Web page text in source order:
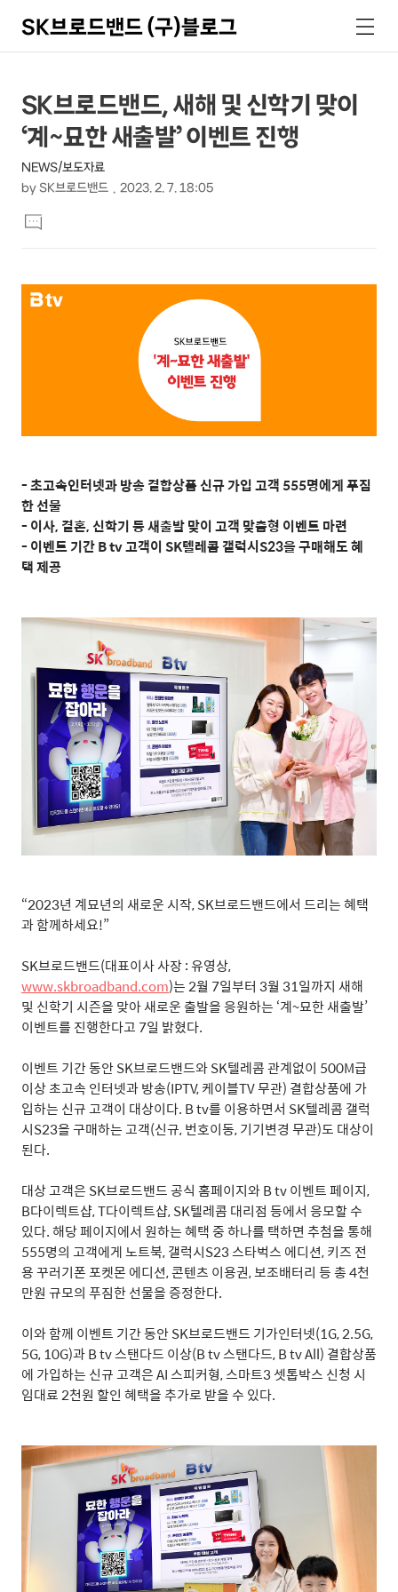
SK브로드밴드 (구)블로그
색
메
뉴
상
세
컨
텐
츠
본
문
제
목
SK브로드밴드, 새해 및 신학기 맞이
‘계~묘한 새출발’ 이벤트 진행
NEWS/보도자료
by SK브로드밴드 2023. 2. 7. 18:05
문
댓
글
- 초고속인터넷과 방송 결합상품 신규 가입 고객 555명에게 푸짐
한 선물
- 이사, 결혼, 신학기 등 새출발 맞이 고객 맞춤형 이벤트 마련
- 이벤트 기간 B tv 고객이 SK텔레콤 갤럭시S23을 구매해도 혜
택 제공
“2023년 계묘년의 새로운 시작, SK브로드밴드에서 드리는 혜택
과 함께하세요!”
SK브로드밴드(대표이사 사장:유영상,
www.skbroadband.com)는2월 7일부터 3월 31일까지 새해
및 신학기 시즌을 맞아 새로운 출발을 응원하는 ‘계~묘한 새출발’
이벤트를 진행한다고 7일 밝혔다.
이벤트 기간 동안SK브로드밴드와SK텔레콤 관계없이 500M급
이상 초고속 인터넷과 방송(IPTV,케이블TV무관) 결합상품에 가
입하는 신규 고객이 대상이다. B tv를 이용하면서 SK텔레콤 갤럭
시S23을 구매하는 고객(신규,번호이동,기기변경 무관)도 대상이
된다.
대상 고객은 SK브로드밴드 공식 홈페이지와B tv이벤트 페이지,
B다이렉트샵, T다이렉트샵, SK텔레콤 대리점 등에서 응모할 수
있다.해당 페이지에서 원하는 혜택 중 하나를 택하면 추첨을 통해
555명의 고객에게 노트북,갤럭시S23스타벅스 에디션,키즈 전
용 꾸러기폰 포켓몬 에디션,콘텐츠 이용권,보조배터리 등 총4천
만원 규모의 푸짐한 선물을 증정한다.
이와 함께 이벤트 기간 동안SK브로드밴드 기가인터넷(1G, 2.5G,
5G, 10G)과B tv스탠다드 이상(B tv스탠다드, B tv All) 결합상품
에 가입하는 신규 고객은AI스피커형,스마트3셋톱박스 신청 시
임대료2천원 할인 혜택을 추가로 받을 수 있다.